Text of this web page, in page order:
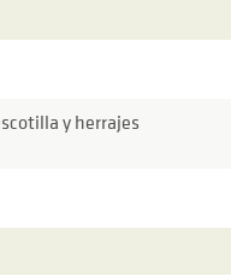
y herrajes